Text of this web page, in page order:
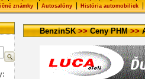
známky| Autosalóny| História automobiliek|
BenzinSK>>Ceny PHM>>